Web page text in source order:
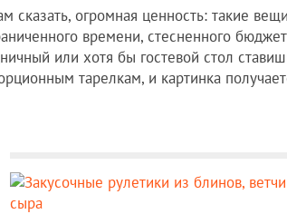
сказать, огромная ценность: такие вещи
времени, стесненного
или хотя бы гостевой стол
тарелкам, и картинка